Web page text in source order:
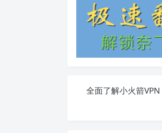
全面了解小火箭